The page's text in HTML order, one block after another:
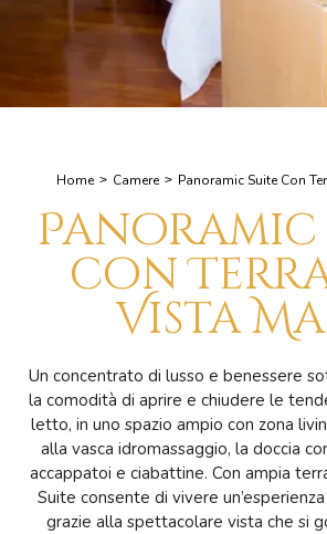
Home Camere Panoramic Suite Con
Panoramic
con
Vista
Un concentrato di lusso e benessere
la comodità di aprire e chiudere le
letto, in uno spazio ampio con zona
alla vasca idromassaggio, la doccia
accappatoi e ciabattine. Con ampia
Suite consente di vivere
grazie alla spettacolare vista che si